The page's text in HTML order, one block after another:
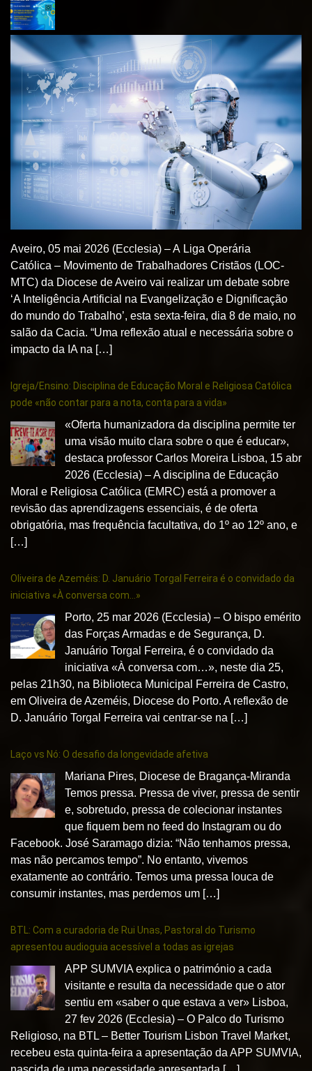
Aveiro, 05 mai 2026 (Ecclesia) – A Liga Operária
Católica – Movimento de Trabalhadores Cristãos (LOC-
MTC) da Diocese de Aveiro vai realizar um debate sobre
‘A Inteligência Artificial na Evangelização e Dignificação
do mundo do Trabalho’, esta sexta-feira, dia 8 de maio, no
salão da Cacia. “Uma reflexão atual e necessária sobre o
impacto da IA na […]
Igreja/Ensino: Disciplina de Educação Moral e Religiosa Católica
pode «não contar para a nota, conta para a vida»
«Oferta humanizadora da disciplina permite ter
uma visão muito clara sobre o que é educar»,
destaca professor Carlos Moreira Lisboa, 15 abr
2026 (Ecclesia) – A disciplina de Educação
Moral e Religiosa Católica (EMRC) está a promover a
revisão das aprendizagens essenciais, é de oferta
obrigatória, mas frequência facultativa, do 1º ao 12º ano, e
[…]
Oliveira de Azeméis: D. Januário Torgal Ferreira é o convidado da
iniciativa «À conversa com…»
Porto, 25 mar 2026 (Ecclesia) – O bispo emérito
das Forças Armadas e de Segurança, D.
Januário Torgal Ferreira, é o convidado da
iniciativa «À conversa com…», neste dia 25,
pelas 21h30, na Biblioteca Municipal Ferreira de Castro,
em Oliveira de Azeméis, Diocese do Porto. A reflexão de
D. Januário Torgal Ferreira vai centrar-se na […]
Laço vs Nó: O desafio da longevidade afetiva
Mariana Pires, Diocese de Bragança-Miranda
Temos pressa. Pressa de viver, pressa de sentir
e, sobretudo, pressa de colecionar instantes
que fiquem bem no feed do Instagram ou do
Facebook. José Saramago dizia: “Não tenhamos pressa,
mas não percamos tempo”. No entanto, vivemos
exatamente ao contrário. Temos uma pressa louca de
consumir instantes, mas perdemos um […]
BTL: Com a curadoria de Rui Unas, Pastoral do Turismo
apresentou audioguia acessível a todas as igrejas
APP SUMVIA explica o património a cada
visitante e resulta da necessidade que o ator
sentiu em «saber o que estava a ver» Lisboa,
27 fev 2026 (Ecclesia) – O Palco do Turismo
Religioso, na BTL – Better Tourism Lisbon Travel Market,
recebeu esta quinta-feira a apresentação da APP SUMVIA,